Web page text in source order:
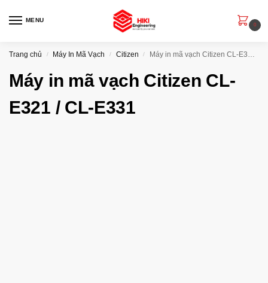
MENU
0
Trang chủ / Máy In Mã Vạch / Citizen / Máy in mã vạch Citizen CL-E321 / CL-E331
Máy in mã vạch Citizen CL-
E321 / CL-E331